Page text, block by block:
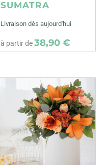
SUMATRA
Livraison dès aujourd'hui
à partir de38,90 €